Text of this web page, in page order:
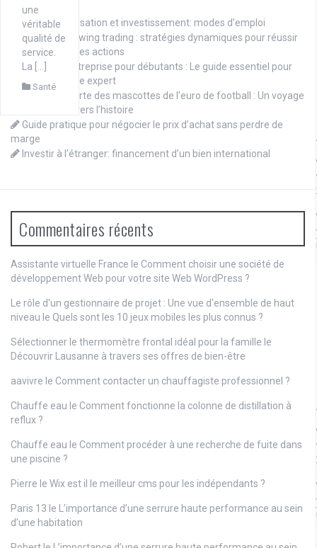
une
véritable
qualité de
service.
La […]
Santé
bébé
SOF, défiscalisation et investissement: modes d’emploi
Maîtriser le swing trading : stratégies dynamiques pour réussir
sur le marché des actions
Finance d’entreprise pour débutants : Le guide essentiel pour
réussir sans être expert
À la découverte des mascottes de l’euro de football : Un voyage
captivant à travers l’histoire
Guide pratique pour négocier le prix d’achat sans perdre de
marge
Investir à l’étranger: financement d’un bien international
Commentaires récents
Assistante virtuelle France le Comment choisir une société de
développement Web pour votre site Web WordPress ?
Le rôle d'un gestionnaire de projet : Une vue d'ensemble de haut
niveau le Quels sont les 10 jeux mobiles les plus connus ?
Sélectionner le thermomètre frontal idéal pour la famille le
Découvrir Lausanne à travers ses offres de bien-être
aavivre le Comment contacter un chauffagiste professionnel ?
Chauffe eau le Comment fonctionne la colonne de distillation à
reflux ?
Chauffe eau le Comment procéder à une recherche de fuite dans
une piscine ?
Pierre le Wix est il le meilleur cms pour les indépendants ?
Paris 13 le
L’importance d’une serrure haute performance au sein
d’une habitation